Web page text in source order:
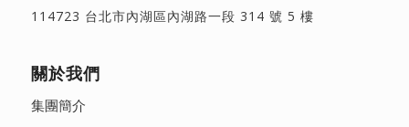
114723 台北市內湖區內湖路一段 314 號 5 樓
關於我們
集團簡介